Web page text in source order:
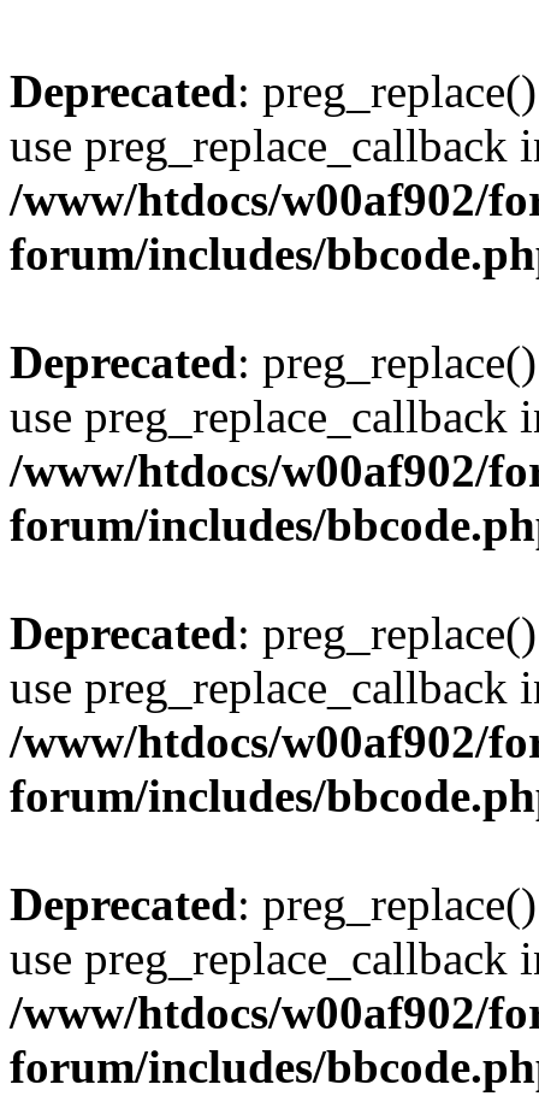
Deprecated:
use preg_replace_callback
/www/htdocs/w00af902/
forum/includes/
Deprecated:
use preg_replace_callback
/www/htdocs/w00af902/
forum/includes/
Deprecated:
use preg_replace_callback
/www/htdocs/w00af902/
forum/includes/
Deprecated:
use preg_replace_callback
/www/htdocs/w00af902/
forum/includes/